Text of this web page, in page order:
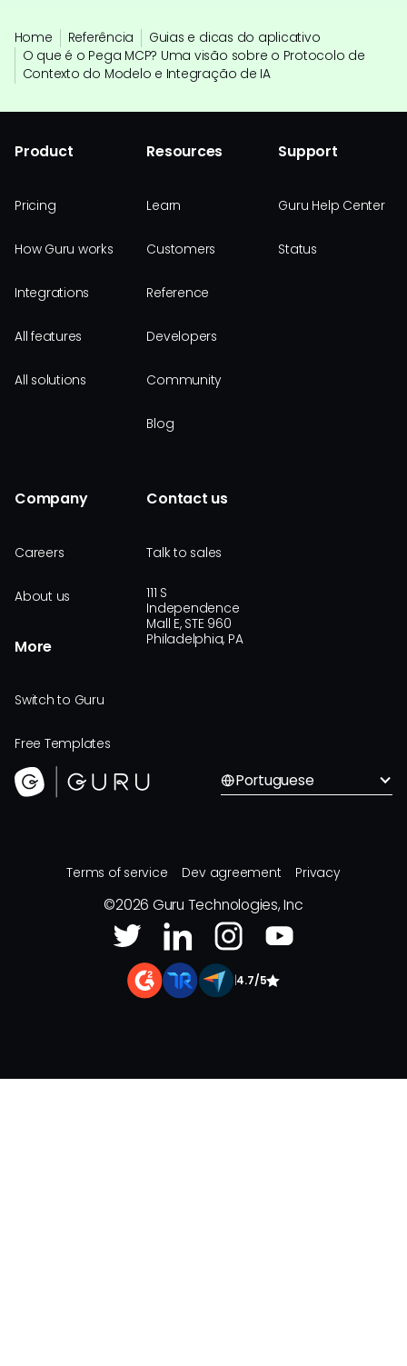
Home Referência
Guias e dicas do aplicativo
O que é o Pega MCP? Uma visão sobre o Protocolo de
Contexto do Modelo e Integração de IA
Product
Pricing
How Guru works
Integrations
All features
All solutions
Resources
Learn
Customers
Reference
Developers
Community
Blog
Support
Guru Help Center
Status
Company
Careers
About us
More
Switch to Guru
Free Templates
Contact us
Talk to sales
111 S
Independence
Mall E, STE 960
Philadelphia, PA
Portuguese
Terms of service Dev agreement Privacy
©2026 Guru Technologies, Inc
|4.7/5